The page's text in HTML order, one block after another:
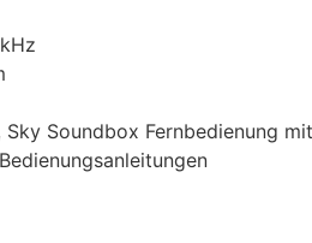
Sky Soundbox Fernbedienung